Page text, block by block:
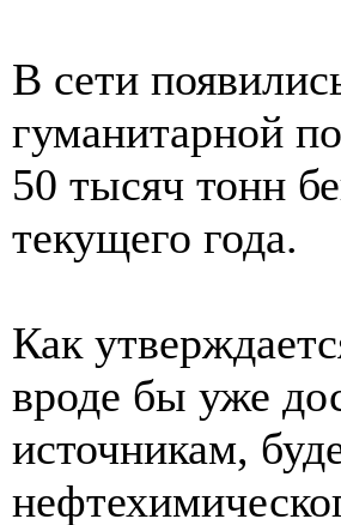
В сети
гуманитарной
50 тысяч тонн
текущего года.
Как
вроде бы уже
источникам,